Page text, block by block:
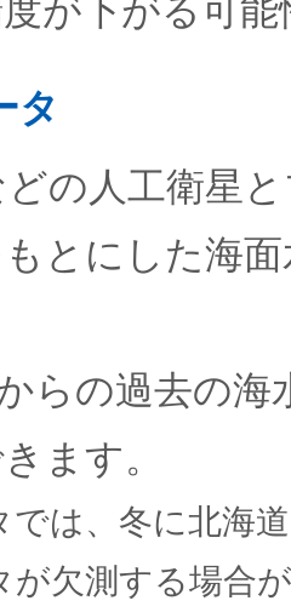
が下がる可
タ
の人工衛星
とにした海
らの過去の海
ます。
は、冬に北海
が欠測する場合